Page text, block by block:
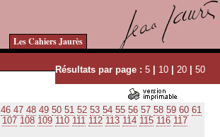
Les Cahiers Jaurès
Résultats par page : 5 | 10 | 20 | 50
46 47 48 49 50 51 52 53 54 55 56 57 58 59 60 61
107 108 109 110 111 112 113 114 115 116 117